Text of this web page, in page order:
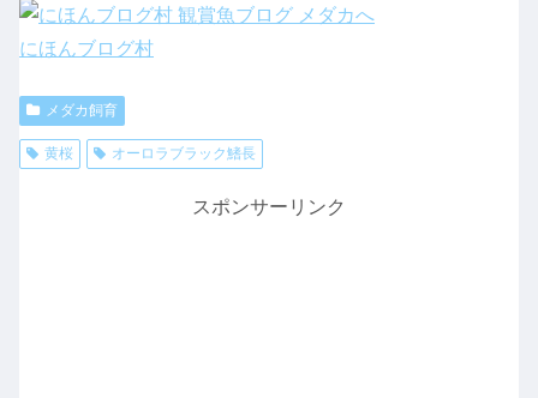
にほんブログ村
メダカ飼育
黄桜 オーロラブラック鰭長
スポンサーリンク